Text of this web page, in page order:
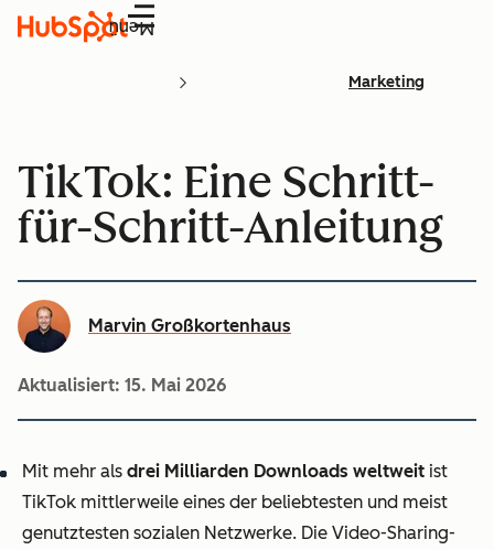
Menü
Marketing
TikTok: Eine Schritt-
für-Schritt-Anleitung
Marvin Großkortenhaus
Aktualisiert: 15. Mai 2026
Mit mehr als drei Milliarden Downloads weltweit ist
TikTok mittlerweile eines der beliebtesten und meist
genutztesten sozialen Netzwerke. Die Video-Sharing-